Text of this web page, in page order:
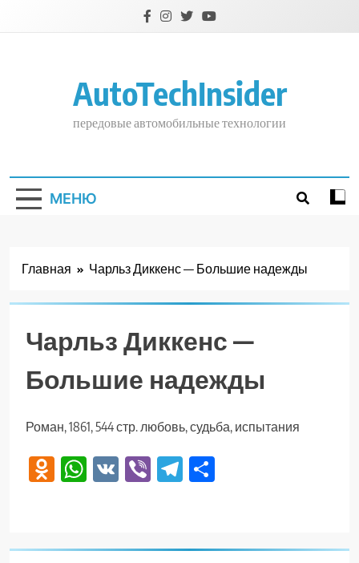
AutoTechInsider
передовые автомобильные технологии
МЕНЮ
Главная Чарльз Диккенс — Большие надежды
Чарльз Диккенс —
Большие надежды
Роман, 1861, 544 стр. любовь, судьба, испытания
Odnoklassniki
WhatsApp
VK ViberTelegram